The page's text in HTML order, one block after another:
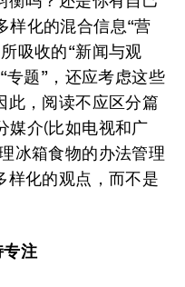
样化的混合信息“营
吸收的“新闻与观
专题”，还应考虑这些
此，阅读不应区分篇
媒介(比如电视和广
冰箱食物的办法管理
样化的观点，而不是
专注